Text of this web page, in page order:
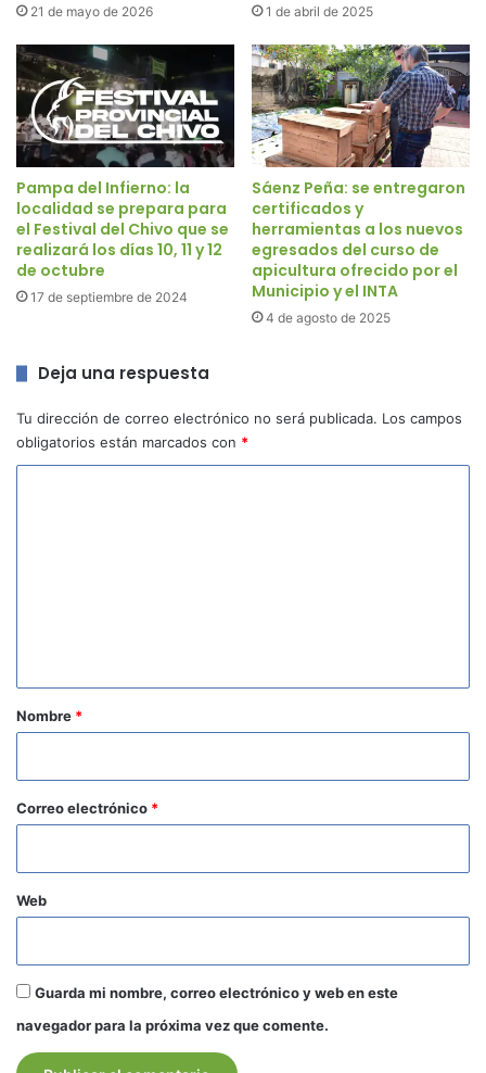
21 de mayo de 2026 1 de abril de 2025
Pampa del Infierno: la
localidad se prepara para
el Festival del Chivo que se
realizará los días 10, 11 y 12
de octubre
17 de septiembre de 2024
Sáenz Peña: se entregaron
certificados y
herramientas a los nuevos
egresados del curso de
apicultura ofrecido por el
Municipio y el INTA
4 de agosto de 2025
Deja una respuesta
Tu dirección de correo electrónico no será publicada. Los campos
obligatorios están marcados con *
r
o
*
Nombre *
Correo electrónico *
Web
Guarda mi nombre, correo electrónico y web en este
navegador para la próxima vez que comente.